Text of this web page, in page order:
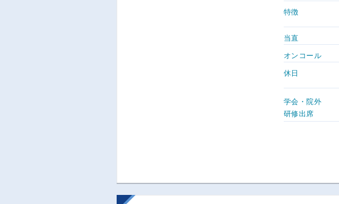
特徴
当直
オンコール
休日
学会・院外
研修出席